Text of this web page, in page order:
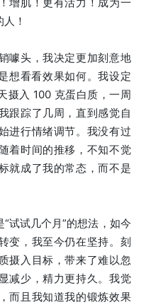
人！
噱头，我决定更加刻意地
看看效果如何。我设定
摄入 100 克蛋白质，一周
跟踪了几周，直到感觉自
进行情绪调节。我没有过
着时间的推移，不知不觉
就成了我的常态，而不是
试试几个月”的想法，如今
变，我至今仍在坚持。刻
摄入目标，带来了难以忽
减少，精力更持久。我觉
而且我知道我的锻炼效果